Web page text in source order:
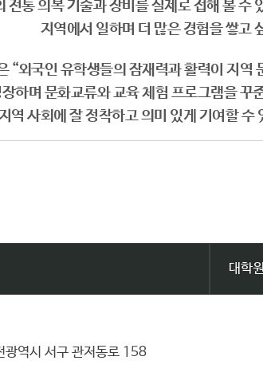
전통 의복 기술과 장비를 실제로 접해 볼 수
지역에서 일하며 더 많은 경험을 쌓고
“외국인 유학생들의 잠재력과 활력이 지역
하며 문화교류와 교육 체험 프로그램을
역 사회에 잘 정착하고 의미 있게 기여할
대학원
광역시 서구 관저동로 158